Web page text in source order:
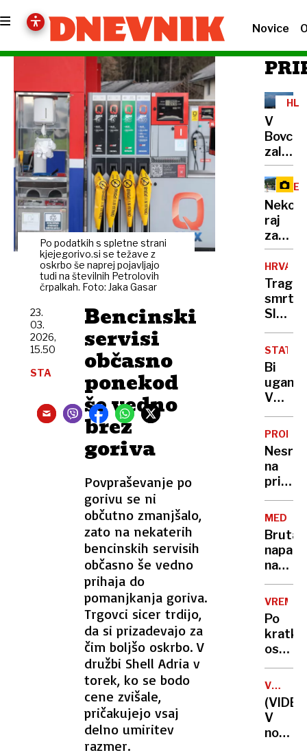
Novice
Po podatkih s spletne strani
kjejegorivo.si se težave z
oskrbo še naprej pojavljajo
tudi na številnih Petrolovih
črpalkah. Foto: Jaka Gasar
Bencinski
servisi
občasno
ponekod
še vedno
brez
goriva
Povpraševanje po
gorivu se ni
občutno zmanjšalo,
zato na nekaterih
bencinskih servisih
občasno še vedno
prihaja do
pomanjkanja goriva.
Trgovci sicer trdijo,
da si prizadevajo za
čim boljšo oskrbo. V
družbi Shell Adria v
torek, ko se bodo
cene zvišale,
pričakujejo vsaj
delno umiritev
razmer.
23.
03.
2026,
15.50
STA
V
Bovcu
zalilo
hotel
in
dom,
nad
2000
strel
Nekoč
raj
za
danes
na
Vršič
leze
ozadje
za
selfi
smrt
na
umrl
24-
letni
očka,
gasilec
in
bivši
Bi
V
še
danes
živi
več
in ja,
tudi
nekaj
na
žival
na
napad
na
policija
doslej
prijela
dva
dva
še
iščejo
VREME
Po
kratki
spet
bodo
35
VOJNA
V
V
nočnih